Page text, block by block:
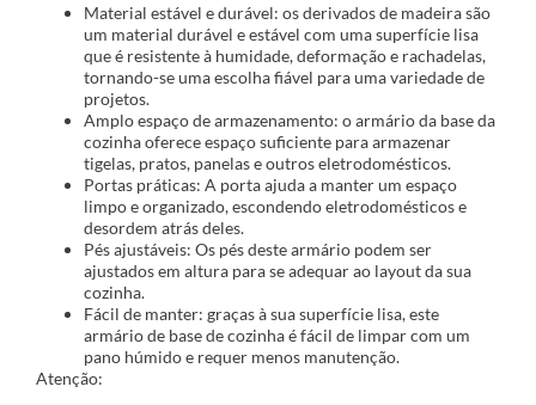
Material estável e durável: os derivados de madeira são
um material durável e estável com uma superfície lisa
que é resistente à humidade, deformação e rachadelas,
tornando-se uma escolha fiável para uma variedade de
projetos.
Amplo espaço de armazenamento: o armário da base da
cozinha oferece espaço suficiente para armazenar
tigelas, pratos, panelas e outros eletrodomésticos.
Portas práticas: A porta ajuda a manter um espaço
limpo e organizado, escondendo eletrodomésticos e
desordem atrás deles.
Pés ajustáveis: Os pés deste armário podem ser
ajustados em altura para se adequar ao layout da sua
cozinha.
Fácil de manter: graças à sua superfície lisa, este
armário de base de cozinha é fácil de limpar com um
pano húmido e requer menos manutenção.
Atenção: